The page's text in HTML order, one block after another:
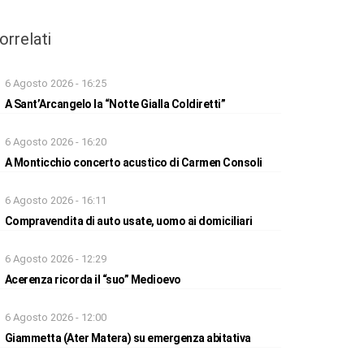
6 Agosto 2026 - 16:25
A Sant’Arcangelo la “Notte Gialla Coldiretti”
6 Agosto 2026 - 16:20
A Monticchio concerto acustico di Carmen Consoli
6 Agosto 2026 - 16:11
Compravendita di auto usate, uomo ai domiciliari
6 Agosto 2026 - 12:29
Acerenza ricorda il “suo” Medioevo
6 Agosto 2026 - 12:00
Giammetta (Ater Matera) su emergenza abitativa